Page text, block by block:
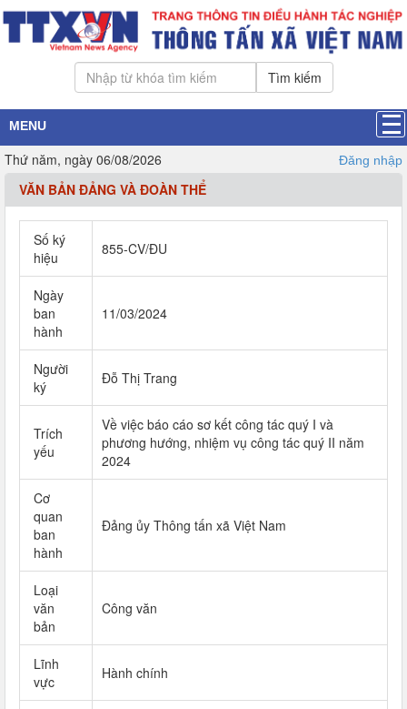
Tìm kiếm
MENU
Thứ năm, ngày 06/08/2026 Đăng nhập
VĂN BẢN ĐẢNG VÀ ĐOÀN THỂ
Số ký
hiệu
855-CV/ĐU
Ngày
ban
hành
11/03/2024
Người
ký
Đỗ Thị Trang
Trích
yếu
Về việc báo cáo sơ kết công tác quý I và
phương hướng, nhiệm vụ công tác quý II năm
2024
Cơ
quan
ban
hành
Đảng ủy Thông tấn xã Việt Nam
Loại
văn
bản
Công văn
Lĩnh
vực
Hành chính